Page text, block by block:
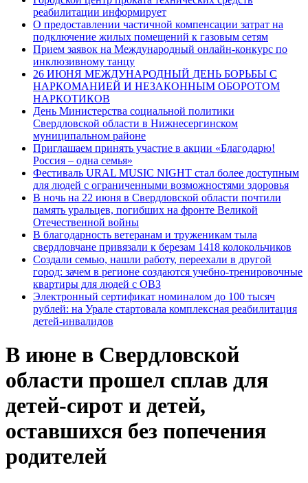
реабилитации информирует
О предоставлении частичной компенсации затрат на
подключение жилых помещений к газовым сетям
Прием заявок на Международный онлайн-конкурс по
инклюзивному танцу
26 ИЮНЯ МЕЖДУНАРОДНЫЙ ДЕНЬ БОРЬБЫ С
НАРКОМАНИЕЙ И НЕЗАКОННЫМ ОБОРОТОМ
НАРКОТИКОВ
День Министерства социальной политики
Свердловской области в Нижнесергинском
муниципальном районе
Приглашаем принять участие в акции «Благодарю!
Россия – одна семья»
Фестиваль URAL MUSIC NIGHT стал более доступным
для людей с ограниченными возможностями здоровья
В ночь на 22 июня в Свердловской области почтили
память уральцев, погибших на фронте Великой
Отечественной войны
В благодарность ветеранам и труженикам тыла
свердловчане привязали к березам 1418 колокольчиков
Создали семью, нашли работу, переехали в другой
город: зачем в регионе создаются учебно-тренировочные
квартиры для людей с ОВЗ
Электронный сертификат номиналом до 100 тысяч
рублей: на Урале стартовала комплексная реабилитация
детей-инвалидов
В июне в Свердловской
области прошел сплав для
детей-сирот и детей,
оставшихся без попечения
родителей